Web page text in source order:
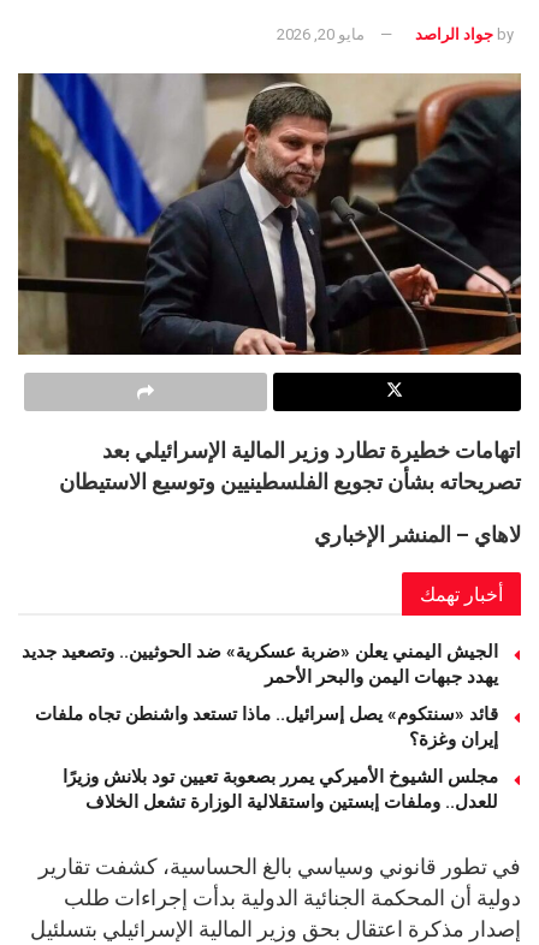
by جواد الراصد مايو 20, 2026
اتهامات خطيرة تطارد وزير المالية الإسرائيلي بعد
تصريحاته بشأن تجويع الفلسطينيين وتوسيع الاستيطان
لاهاي – المنشر الإخباري
أخبار تهمك
الجيش اليمني يعلن «ضربة عسكرية» ضد الحوثيين.. وتصعيد جديد
يهدد جبهات اليمن والبحر الأحمر
قائد «سنتكوم» يصل إسرائيل.. ماذا تستعد واشنطن تجاه ملفات
إيران وغزة؟
مجلس الشيوخ الأميركي يمرر بصعوبة تعيين تود بلانش وزيرًا
للعدل.. وملفات إبستين واستقلالية الوزارة تشعل الخلاف
في تطور قانوني وسياسي بالغ الحساسية، كشفت تقارير
دولية أن المحكمة الجنائية الدولية بدأت إجراءات طلب
إصدار مذكرة اعتقال بحق وزير المالية الإسرائيلي بتسلئيل